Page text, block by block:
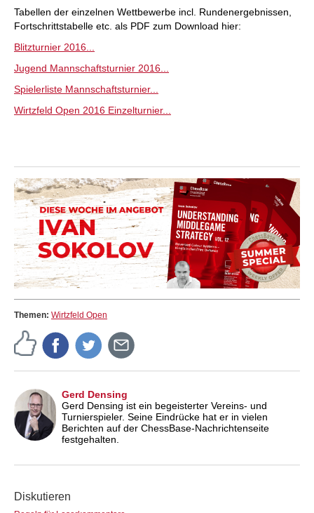
Tabellen der einzelnen Wettbewerbe incl. Rundenergebnissen,
Fortschrittstabelle etc. als PDF zum Download hier:
Blitzturnier 2016...
Jugend Mannschaftsturnier 2016...
Spielerliste Mannschaftsturnier...
Wirtzfeld Open 2016 Einzelturnier...
Themen: Wirtzfeld Open
Gerd Densing
Gerd Densing ist ein begeisterter Vereins- und
Turnierspieler. Seine Eindrücke hat er in vielen
Berichten auf der ChessBase-Nachrichtenseite
festgehalten.
Diskutieren